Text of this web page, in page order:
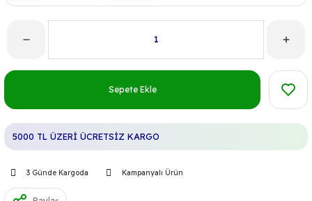
Sepete Ekle
5000 TL ÜZERİ ÜCRETSİZ KARGO
3 Günde Kargoda Kampanyalı Ürün